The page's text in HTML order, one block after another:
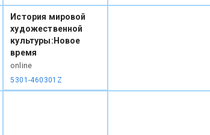
История мировой
художественной
культуры:Новое
время
online
5301-460301Z